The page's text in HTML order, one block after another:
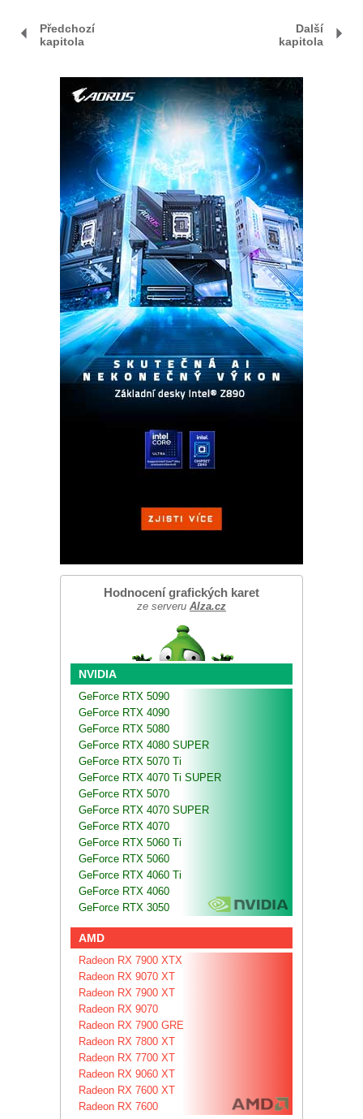
Předchozí
kapitola
Další
kapitola
Hodnocení grafických karet
ze serveru Alza.cz
NVIDIA
GeForce RTX 5090
GeForce RTX 4090
GeForce RTX 5080
GeForce RTX 4080 SUPER
GeForce RTX 5070 Ti
GeForce RTX 4070 Ti SUPER
GeForce RTX 5070
GeForce RTX 4070 SUPER
GeForce RTX 4070
GeForce RTX 5060 Ti
GeForce RTX 5060
GeForce RTX 4060 Ti
GeForce RTX 4060
GeForce RTX 3050
AMD
Radeon RX 7900 XTX
Radeon RX 9070 XT
Radeon RX 7900 XT
Radeon RX 9070
Radeon RX 7900 GRE
Radeon RX 7800 XT
Radeon RX 7700 XT
Radeon RX 9060 XT
Radeon RX 7600 XT
Radeon RX 7600